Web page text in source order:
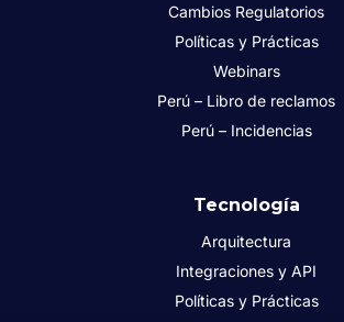
Cambios Regulatorios
Políticas y Prácticas
Webinars
Perú – Libro de reclamos
Perú – Incidencias
Tecnología
Arquitectura
Integraciones y API
Políticas y Prácticas